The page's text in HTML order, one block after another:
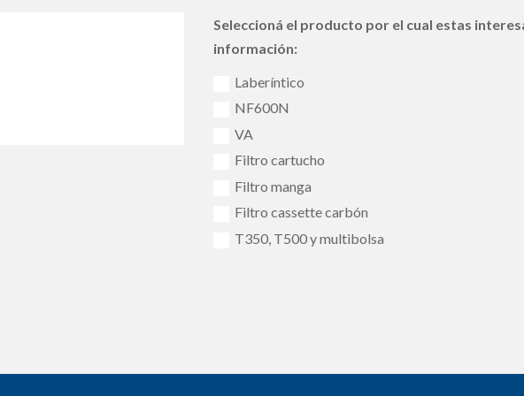
Seleccioná el producto por el cual estas
información:
Laberíntico
NF600N
VA
Filtro cartucho
Filtro manga
Filtro cassette carbón
T350, T500 y multibolsa